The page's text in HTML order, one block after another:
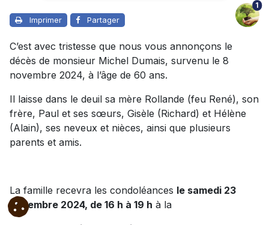
Imprimer Partager
1
C’est avec tristesse que nous vous annonçons le
décès de monsieur Michel Dumais, survenu le 8
novembre 2024, à l’âge de 60 ans.
Il laisse dans le deuil sa mère Rollande (feu René), son
frère, Paul et ses sœurs, Gisèle (Richard) et Hélène
(Alain), ses neveux et nièces, ainsi que plusieurs
parents et amis.
La famille recevra les condoléances le samedi 23
novembre 2024, de 16 h à 19 h à la